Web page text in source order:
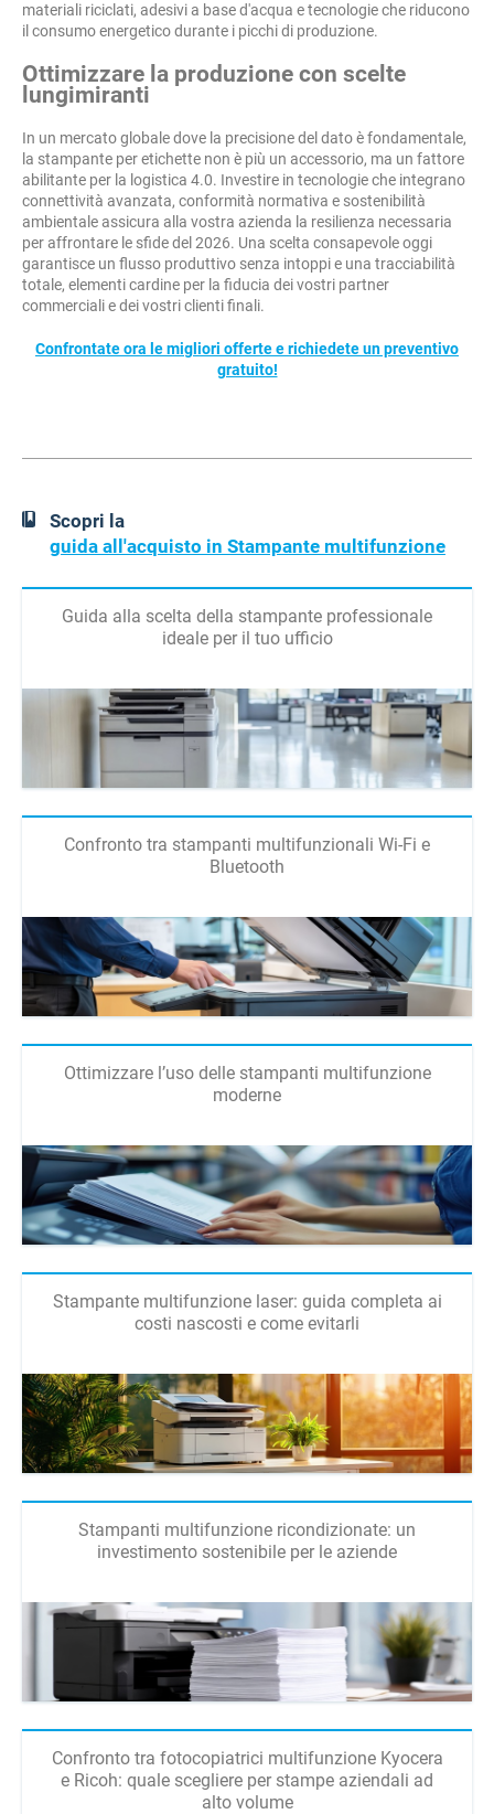
materiali riciclati, adesivi a base d'acqua e tecnologie che riducono
il consumo energetico durante i picchi di produzione.
Ottimizzare la produzione con scelte
lungimiranti
In un mercato globale dove la precisione del dato è fondamentale,
la stampante per etichette non è più un accessorio, ma un fattore
abilitante per la logistica 4.0. Investire in tecnologie che integrano
connettività avanzata, conformità normativa e sostenibilità
ambientale assicura alla vostra azienda la resilienza necessaria
per affrontare le sfide del 2026. Una scelta consapevole oggi
garantisce un flusso produttivo senza intoppi e una tracciabilità
totale, elementi cardine per la fiducia dei vostri partner
commerciali e dei vostri clienti finali.
Confrontate ora le migliori offerte e richiedete un preventivo
gratuito!
Scopri la
guida all'acquisto in Stampante multifunzione
Guida alla scelta della stampante professionale
ideale per il tuo ufficio
Confronto tra stampanti multifunzionali Wi-Fi e
Bluetooth
Ottimizzare l’uso delle stampanti multifunzione
moderne
Stampante multifunzione laser: guida completa ai
costi nascosti e come evitarli
Stampanti multifunzione ricondizionate: un
investimento sostenibile per le aziende
Confronto tra fotocopiatrici multifunzione Kyocera
e Ricoh: quale scegliere per stampe aziendali ad
alto volume